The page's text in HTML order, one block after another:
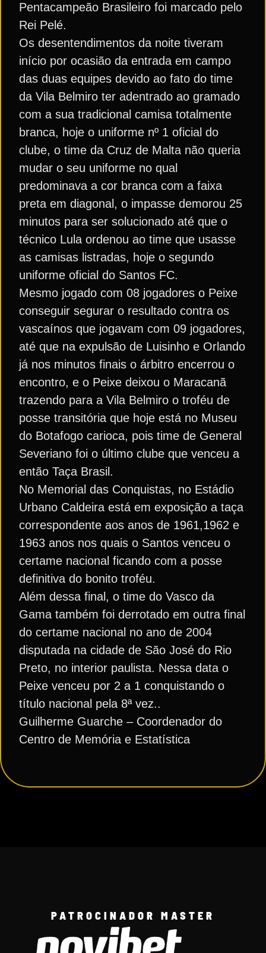
Pentacampeão Brasileiro foi marcado pelo
Rei Pelé.
Os desentendimentos da noite tiveram
início por ocasião da entrada em campo
das duas equipes devido ao fato do time
da Vila Belmiro ter adentrado ao gramado
com a sua tradicional camisa totalmente
branca, hoje o uniforme nº 1 oficial do
clube, o time da Cruz de Malta não queria
mudar o seu uniforme no qual
predominava a cor branca com a faixa
preta em diagonal, o impasse demorou 25
minutos para ser solucionado até que o
técnico Lula ordenou ao time que usasse
as camisas listradas, hoje o segundo
uniforme oficial do Santos FC.
Mesmo jogado com 08 jogadores o Peixe
conseguir segurar o resultado contra os
vascaínos que jogavam com 09 jogadores,
até que na expulsão de Luisinho e Orlando
já nos minutos finais o árbitro encerrou o
encontro, e o Peixe deixou o Maracanã
trazendo para a Vila Belmiro o troféu de
posse transitória que hoje está no Museu
do Botafogo carioca, pois time de General
Severiano foi o último clube que venceu a
então Taça Brasil.
No Memorial das Conquistas, no Estádio
Urbano Caldeira está em exposição a taça
correspondente aos anos de 1961,1962 e
1963 anos nos quais o Santos venceu o
certame nacional ficando com a posse
definitiva do bonito troféu.
Além dessa final, o time do Vasco da
Gama também foi derrotado em outra final
do certame nacional no ano de 2004
disputada na cidade de São José do Rio
Preto, no interior paulista. Nessa data o
Peixe venceu por 2 a 1 conquistando o
título nacional pela 8ª vez..
Guilherme Guarche – Coordenador do
Centro de Memória e Estatística
PATROCINADOR MASTER